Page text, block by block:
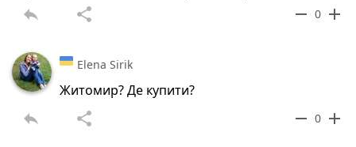
reply share remove 0 add
Elena Sirik
Житомир? Де купити?
reply share remove 0 add